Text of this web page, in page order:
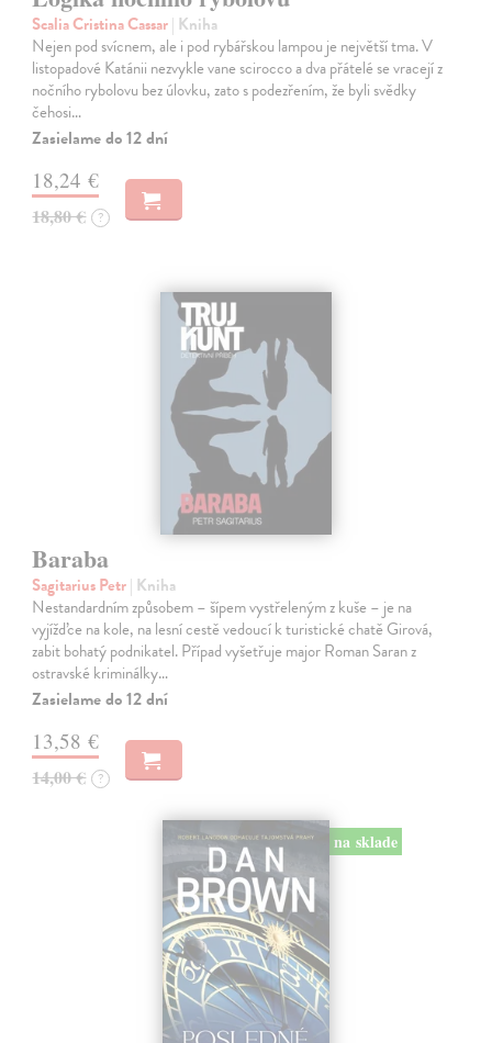
Scalia Cristina Cassar| Kniha
Nejen pod svícnem, ale i pod rybářskou lampou je největší tma. V
listopadové Katánii nezvykle vane scirocco a dva přátelé se vracejí z
nočního rybolovu bez úlovku, zato s podezřením, že byli svědky
čehosi…
Zasielame do 12 dní
18,24 €
18,80 € ?
Baraba
Sagitarius Petr| Kniha
Nestandardním způsobem – šípem vystřeleným z kuše – je na
vyjížďce na kole, na lesní cestě vedoucí k turistické chatě Girová,
zabit bohatý podnikatel. Případ vyšetřuje major Roman Saran z
ostravské kriminálky…
Zasielame do 12 dní
13,58 €
14,00 € ?
na sklade